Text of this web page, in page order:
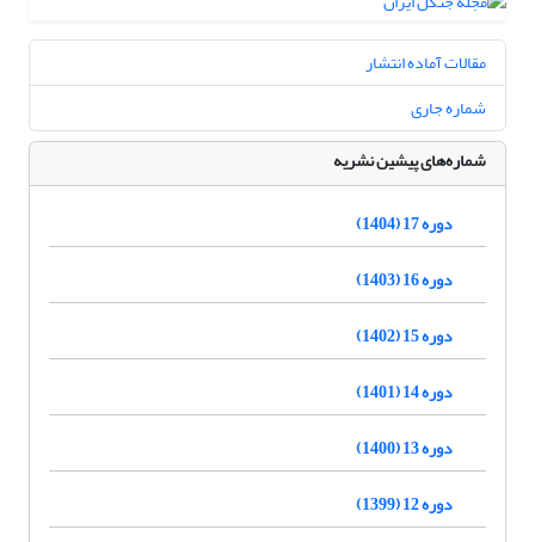
مقالات آماده انتشار
شماره جاری
شماره‌های پیشین نشریه
دوره 17 (1404)
دوره 16 (1403)
دوره 15 (1402)
دوره 14 (1401)
دوره 13 (1400)
دوره 12 (1399)